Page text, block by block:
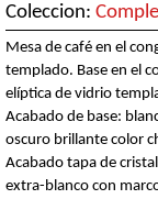
Coleccion:
Mesa de café en el
templado. Base en el
elíptica de vidrio
Acabado de base:
oscuro brillante color
Acabado tapa de
extra-blanco con